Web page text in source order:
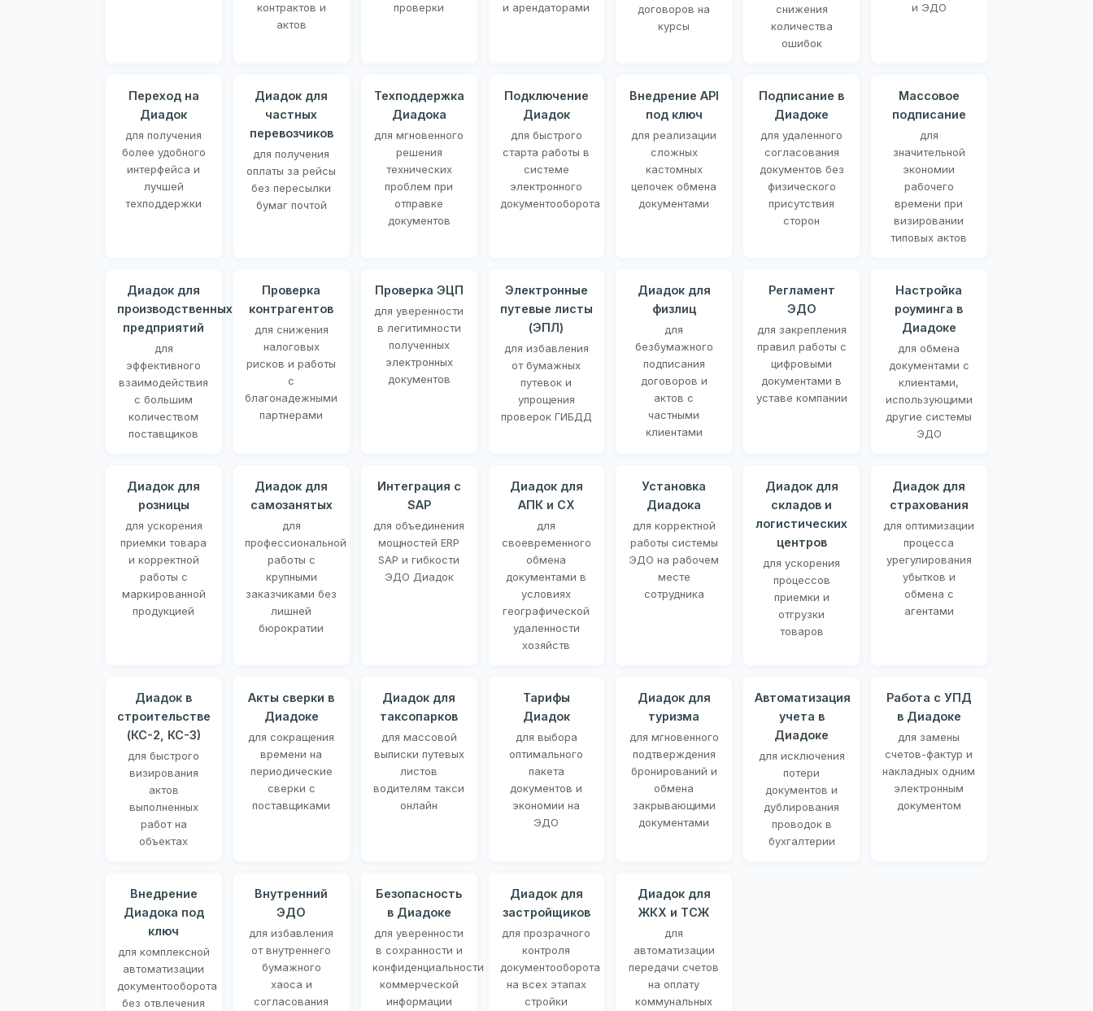
контрактов и
актов
проверки
и арендаторами
договоров на
курсы
снижения
количества
ошибок
и ЭДО
Переход на
Диадок
для получения
более удобного
интерфейса и
лучшей
техподдержки
Диадок для
частных
перевозчиков
для получения
оплаты за рейсы
без пересылки
бумаг почтой
Техподдержка
Диадока
для мгновенного
решения
технических
проблем при
отправке
документов
Подключение
Диадок
для быстрого
старта работы в
системе
электронного
документооборота
Внедрение API
под ключ
для реализации
сложных
кастомных
цепочек обмена
документами
Подписание в
Диадоке
для удаленного
согласования
документов без
физического
присутствия
сторон
Массовое
подписание
для
значительной
экономии
рабочего
времени при
визировании
типовых актов
Диадок для
производственных
предприятий
для
эффективного
взаимодействия
с большим
количеством
поставщиков
Проверка
контрагентов
для снижения
налоговых
рисков и работы
с
благонадежными
партнерами
Проверка ЭЦП
для уверенности
в легитимности
полученных
электронных
документов
Электронные
путевые листы
(ЭПЛ)
для избавления
от бумажных
путевок и
упрощения
проверок ГИБДД
Диадок для
физлиц
для
безбумажного
подписания
договоров и
актов с
частными
клиентами
Регламент
ЭДО
для закрепления
правил работы с
цифровыми
документами в
уставе компании
Настройка
роуминга в
Диадоке
для обмена
документами с
клиентами,
использующими
другие системы
ЭДО
Диадок для
розницы
для ускорения
приемки товара
и корректной
работы с
маркированной
продукцией
Диадок для
самозанятых
для
профессиональной
работы с
крупными
заказчиками без
лишней
бюрократии
Интеграция с
SAP
для объединения
мощностей ERP
SAP и гибкости
ЭДО Диадок
Диадок для
АПК и СХ
для
своевременного
обмена
документами в
условиях
географической
удаленности
хозяйств
Установка
Диадока
для корректной
работы системы
ЭДО на рабочем
месте
сотрудника
Диадок для
складов и
логистических
центров
для ускорения
процессов
приемки и
отгрузки
товаров
Диадок для
страхования
для оптимизации
процесса
урегулирования
убытков и
обмена с
агентами
Диадок в
строительстве
(КС-2, КС-3)
для быстрого
визирования
актов
выполненных
работ на
объектах
Акты сверки в
Диадоке
для сокращения
времени на
периодические
сверки с
поставщиками
Диадок для
таксопарков
для массовой
выписки путевых
листов
водителям такси
онлайн
Тарифы
Диадок
для выбора
оптимального
пакета
документов и
экономии на
ЭДО
Диадок для
туризма
для мгновенного
подтверждения
бронирований и
обмена
закрывающими
документами
Автоматизация
учета в
Диадоке
для исключения
потери
документов и
дублирования
проводок в
бухгалтерии
Работа с УПД
в Диадоке
для замены
счетов-фактур и
накладных одним
электронным
документом
Внедрение
Диадока под
ключ
для комплексной
автоматизации
документооборота
без отвлечения
Внутренний
ЭДО
для избавления
от внутреннего
бумажного
хаоса и
согласования
Безопасность
в Диадоке
для уверенности
в сохранности и
конфиденциальности
коммерческой
информации
Диадок для
застройщиков
для прозрачного
контроля
документооборота
на всех этапах
стройки
Диадок для
ЖКХ и ТСЖ
для
автоматизации
передачи счетов
на оплату
коммунальных